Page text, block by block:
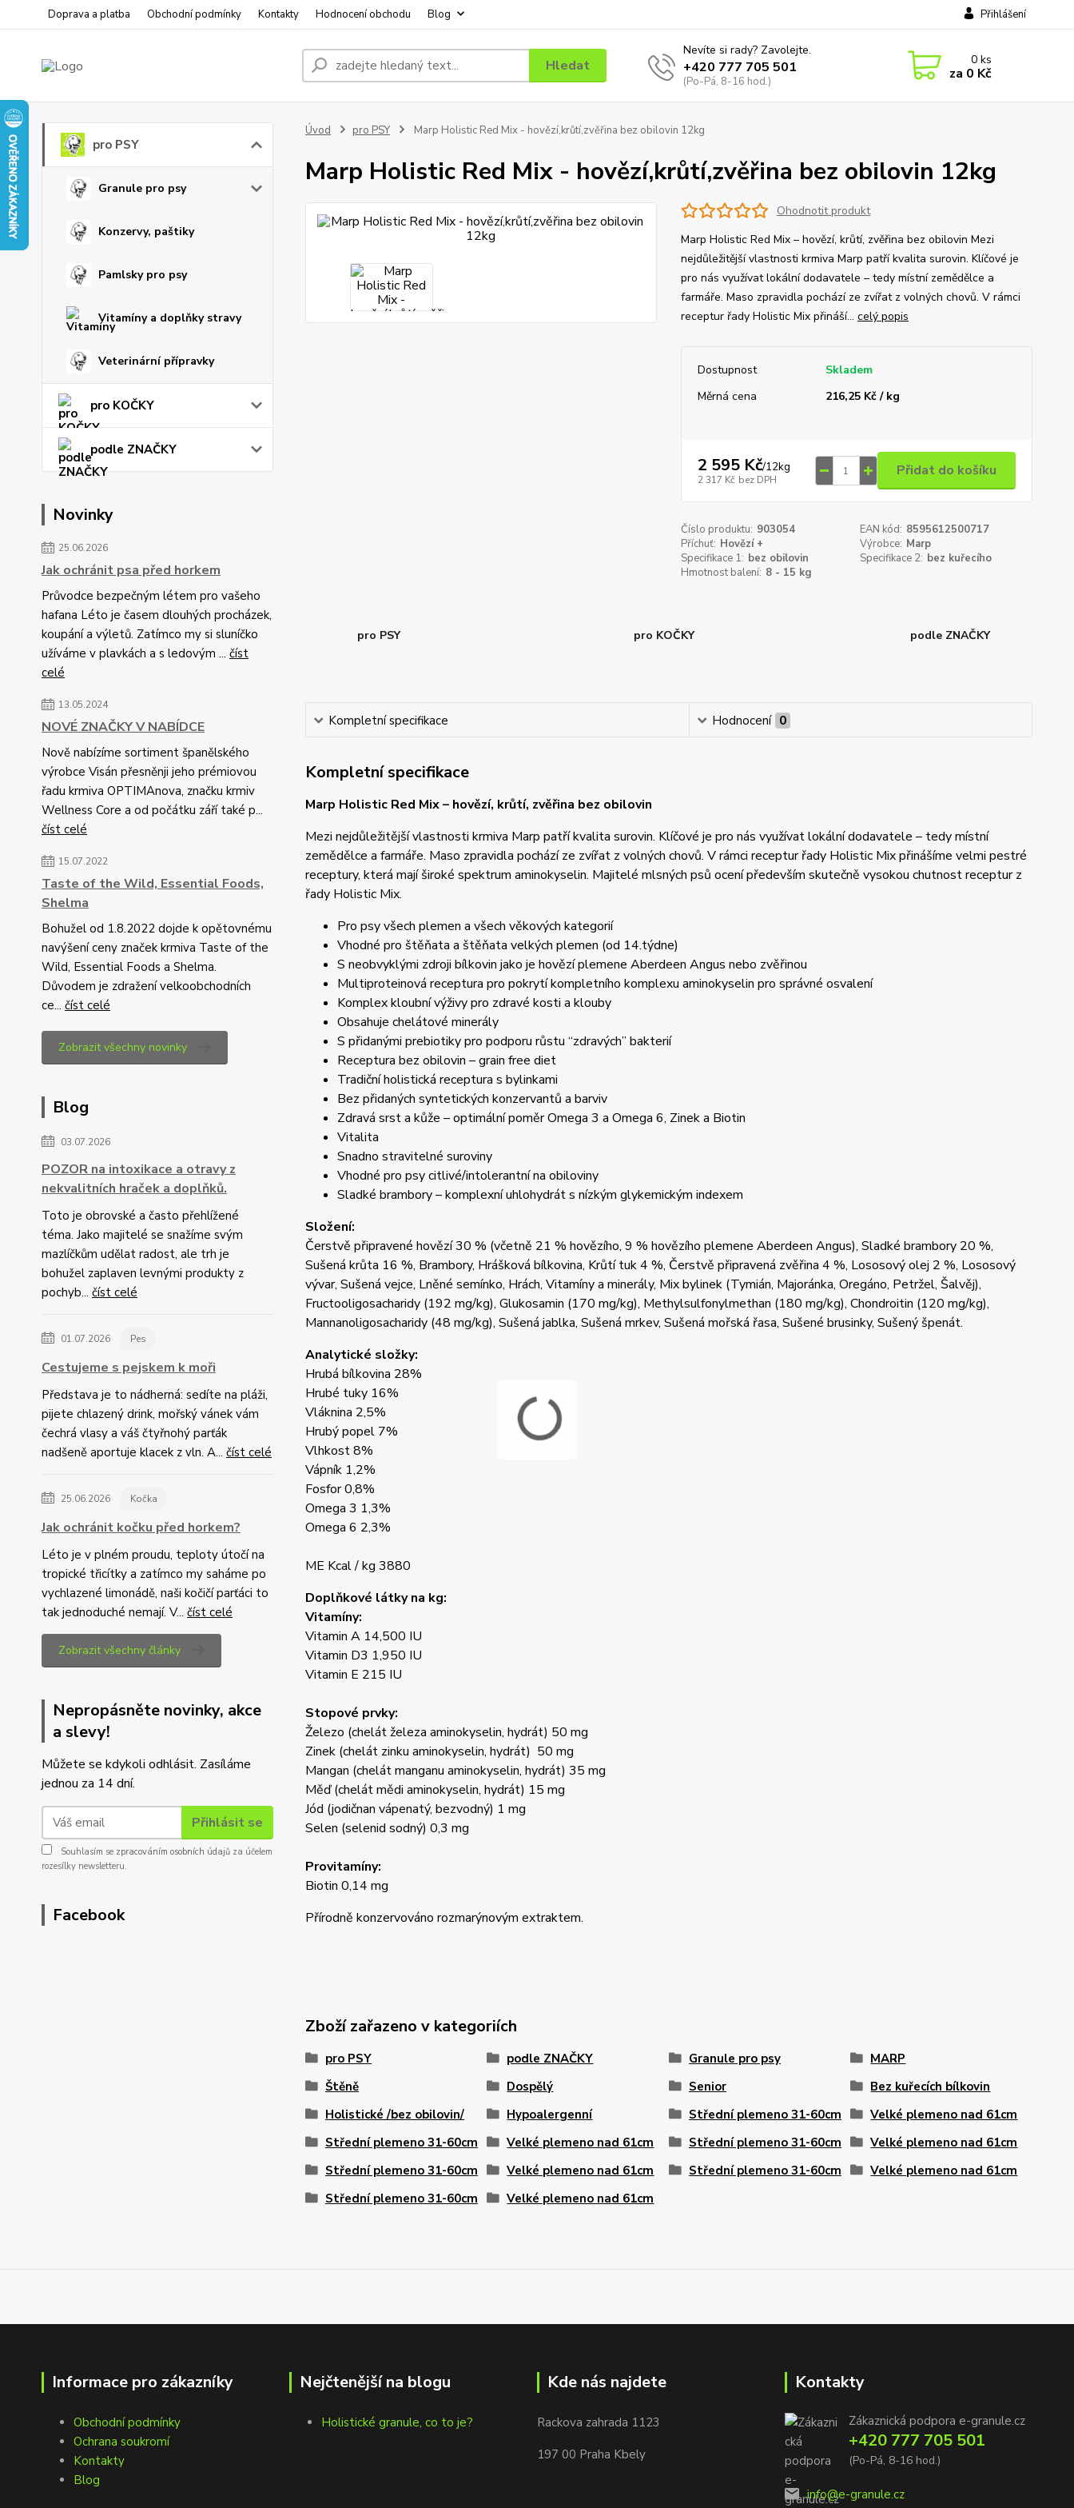
Doprava a platba Obchodní podmínky Kontakty Hodnocení obchodu Blog Přihlášení
Hledat
Nevíte si rady? Zavolejte.
+420 777 705 501
(Po-Pá, 8-16 hod.)
0ks
za 0 Kč
pro PSY
Granule pro psy
Konzervy, paštiky
Pamlsky pro psy
Vitamíny a doplňky stravy
Veterinární přípravky
pro KOČKY
podle ZNAČKY
Novinky
25.06.2026
Jak ochránit psa před horkem
Průvodce bezpečným létem pro vašeho
hafana Léto je časem dlouhých procházek,
koupání a výletů. Zatímco my si sluníčko
užíváme v plavkách a s ledovým ... číst
celé
13.05.2024
NOVÉ ZNAČKY V NABÍDCE
Nově nabízíme sortiment španělského
výrobce Visán přesněnji jeho prémiovou
řadu krmiva OPTIMAnova, značku krmiv
Wellness Core a od počátku září také p...
číst celé
15.07.2022
Taste of the Wild, Essential Foods,
Shelma
Bohužel od 1.8.2022 dojde k opětovnému
navýšení ceny značek krmiva Taste of the
Wild, Essential Foods a Shelma.
Důvodem je zdražení velkoobchodních
ce... číst celé
Zobrazit všechny novinky
Blog
03.07.2026
POZOR na intoxikace a otravy z
nekvalitních hraček a doplňků.
Toto je obrovské a často přehlížené
téma. Jako majitelé se snažíme svým
mazlíčkům udělat radost, ale trh je
bohužel zaplaven levnými produkty z
pochyb... číst celé
01.07.2026 Pes
Cestujeme s pejskem k moři
Představa je to nádherná: sedíte na pláži,
pijete chlazený drink, mořský vánek vám
čechrá vlasy a váš čtyřnohý parťák
nadšeně aportuje klacek z vln. A... číst celé
25.06.2026 Kočka
Jak ochránit kočku před horkem?
Léto je v plném proudu, teploty útočí na
tropické třicítky a zatímco my saháme po
vychlazené limonádě, naši kočičí parťáci to
tak jednoduché nemají. V... číst celé
Zobrazit všechny články
Nepropásněte novinky, akce
a slevy!
Můžete se kdykoli odhlásit. Zasíláme
jednou za 14 dní.
Přihlásit se
Souhlasím se zpracováním osobních údajů za účelem
rozesílky newsletteru.
Facebook
Úvod pro PSY Marp Holistic Red Mix - hovězí,krůtí,zvěřina bez obilovin 12kg
Marp Holistic Red Mix - hovězí,krůtí,zvěřina bez obilovin 12kg
Ohodnotit produkt
Marp Holistic Red Mix – hovězí, krůtí, zvěřina bez obilovin Mezi
nejdůležitější vlastnosti krmiva Marp patří kvalita surovin. Klíčové je
pro nás využívat lokální dodavatele – tedy místní zemědělce a
farmáře. Maso zpravidla pochází ze zvířat z volných chovů. V rámci
receptur řady Holistic Mix přináší... celý popis
Dostupnost
Skladem
Měrná cena
216,25 Kč / kg
2 595 Kč/12kg
2 317 Kč bez DPH
Přidat do košíku
Číslo produktu: 903054 EAN kód: 8595612500717
Příchuť: Hovězí + Výrobce: Marp
Specifikace 1: bez obilovin Specifikace 2: bez kuřecího
Hmotnost balení: 8 - 15 kg
pro PSY pro KOČKY podle ZNAČKY
Kompletní specifikace Hodnocení 0
Kompletní specifikace
Marp Holistic Red Mix – hovězí, krůtí, zvěřina bez obilovin
Mezi nejdůležitější vlastnosti krmiva Marp patří kvalita surovin. Klíčové je pro nás využívat lokální dodavatele – tedy místní
zemědělce a farmáře. Maso zpravidla pochází ze zvířat z volných chovů. V rámci receptur řady Holistic Mix přinášíme velmi pestré
receptury, která mají široké spektrum aminokyselin. Majitelé mlsných psů ocení především skutečně vysokou chutnost receptur z
řady Holistic Mix.
Pro psy všech plemen a všech věkových kategorií
Vhodné pro štěňata a štěňata velkých plemen (od 14.týdne)
S neobvyklými zdroji bílkovin jako je hovězí plemene Aberdeen Angus nebo zvěřinou
Multiproteinová receptura pro pokrytí kompletního komplexu aminokyselin pro správné osvalení
Komplex kloubní výživy pro zdravé kosti a klouby
Obsahuje chelátové minerály
S přidanými prebiotiky pro podporu růstu “zdravých” bakterií
Receptura bez obilovin – grain free diet
Tradiční holistická receptura s bylinkami
Bez přidaných syntetických konzervantů a barviv
Zdravá srst a kůže – optimální poměr Omega 3 a Omega 6, Zinek a Biotin
Vitalita
Snadno stravitelné suroviny
Vhodné pro psy citlivé/intolerantní na obiloviny
Sladké brambory – komplexní uhlohydrát s nízkým glykemickým indexem
Složení:
Čerstvě připravené hovězí 30 % (včetně 21 % hovězího, 9 % hovězího plemene Aberdeen Angus), Sladké brambory 20 %,
Sušená krůta 16 %, Brambory, Hrášková bílkovina, Krůtí tuk 4 %, Čerstvě připravená zvěřina 4 %, Lososový olej 2 %, Lososový
vývar, Sušená vejce, Lněné semínko, Hrách, Vitamíny a minerály, Mix bylinek (Tymián, Majoránka, Oregáno, Petržel, Šalvěj),
Fructooligosacharidy (192 mg/kg), Glukosamin (170 mg/kg), Methylsulfonylmethan (180 mg/kg), Chondroitin (120 mg/kg),
Mannanoligosacharidy (48 mg/kg), Sušená jablka, Sušená mrkev, Sušená mořská řasa, Sušené brusinky, Sušený špenát.
Analytické složky:
Hrubá bílkovina 28%
Hrubé tuky 16%
Vláknina 2,5%
Hrubý popel 7%
Vlhkost 8%
Vápník 1,2%
Fosfor 0,8%
Omega 3 1,3%
Omega 6 2,3%
ME Kcal / kg 3880
Doplňkové látky na kg:
Vitamíny:
Vitamin A 14,500 IU
Vitamin D3 1,950 IU
Vitamin E 215 IU
Stopové prvky:
Železo (chelát železa aminokyselin, hydrát) 50 mg
Zinek (chelát zinku aminokyselin, hydrát) 50 mg
Mangan (chelát manganu aminokyselin, hydrát) 35 mg
Měď (chelát mědi aminokyselin, hydrát) 15 mg
Jód (jodičnan vápenatý, bezvodný) 1 mg
Selen (selenid sodný) 0,3 mg
Provitamíny:
Biotin 0,14 mg
Přírodně konzervováno rozmarýnovým extraktem.
Zboží zařazeno v kategoriích
pro PSY podle ZNAČKY Granule pro psy
MARP
Štěně
Dospělý Senior
Bez kuřecích bílkovin
Holistické /bez obilovin/
Hypoalergenní Střední plemeno 31-60cm
Velké plemeno nad 61cm
Střední plemeno 31-60cm
Velké plemeno nad 61cm Střední plemeno 31-60cm
Velké plemeno nad 61cm
Střední plemeno 31-60cm
Velké plemeno nad 61cm Střední plemeno 31-60cm
Velké plemeno nad 61cm
Střední plemeno 31-60cm
Velké plemeno nad 61cm
Informace pro zákazníky
Obchodní podmínky
Ochrana soukromí
Kontakty
Blog
Nejčtenější na blogu
Holistické granule, co to je?
Kde nás najdete
Rackova zahrada 1123
197 00 Praha Kbely
Kontakty
Zákaznická podpora e-granule.cz
+420 777 705 501
(Po-Pá, 8-16 hod.)
info@e-granule.cz